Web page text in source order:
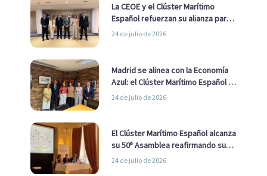
La CEOE y el Clúster Marítimo
Español refuerzan su alianza para
impulsar una estrategia Nacional
24 de julio de 2026
Madrid se alinea con la Economía
Azul: el Clúster Marítimo Español y
la Real Liga Naval avanzan alianzas
24 de julio de 2026
El Clúster Marítimo Español alcanza
su 50ª Asamblea reafirmando su
liderazgo en la Economía Azul
24 de julio de 2026